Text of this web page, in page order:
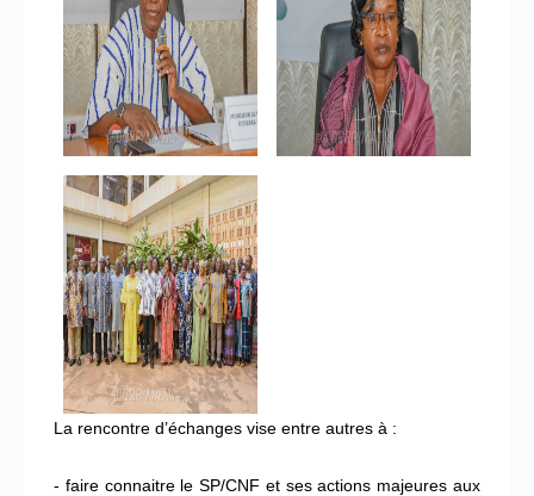
La rencontre d’échanges vise entre autres à :
- faire connaitre le SP/CNF et ses actions majeures aux